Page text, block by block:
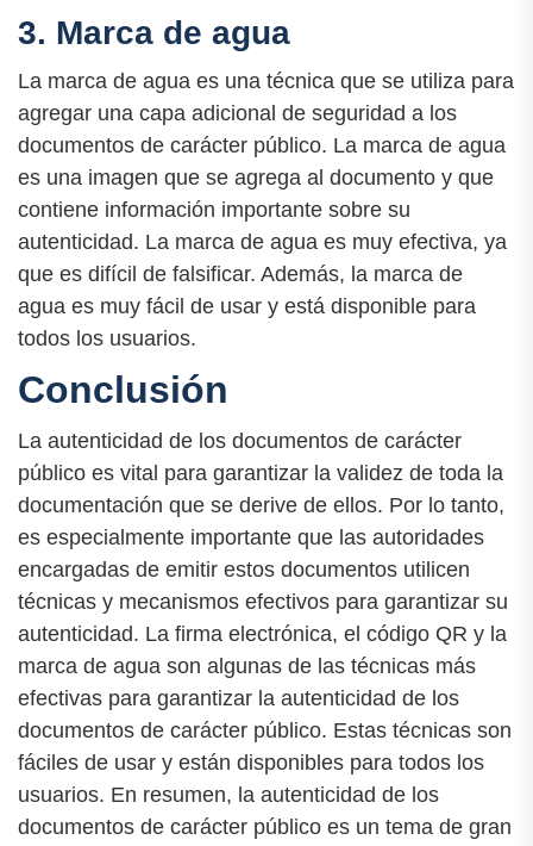
3. Marca de agua
La marca de agua es una técnica que se utiliza para
agregar una capa adicional de seguridad a los
documentos de carácter público. La marca de agua
es una imagen que se agrega al documento y que
contiene información importante sobre su
autenticidad. La marca de agua es muy efectiva, ya
que es difícil de falsificar. Además, la marca de
agua es muy fácil de usar y está disponible para
todos los usuarios.
Conclusión
La autenticidad de los documentos de carácter
público es vital para garantizar la validez de toda la
documentación que se derive de ellos. Por lo tanto,
es especialmente importante que las autoridades
encargadas de emitir estos documentos utilicen
técnicas y mecanismos efectivos para garantizar su
autenticidad. La firma electrónica, el código QR y la
marca de agua son algunas de las técnicas más
efectivas para garantizar la autenticidad de los
documentos de carácter público. Estas técnicas son
fáciles de usar y están disponibles para todos los
usuarios. En resumen, la autenticidad de los
documentos de carácter público es un tema de gran